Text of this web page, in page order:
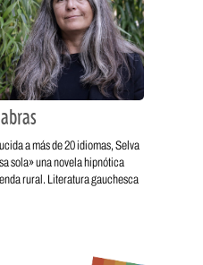
a más de 20 idiomas, Selva
sola» una novela hipnótica
rural. Literatura gauchesca